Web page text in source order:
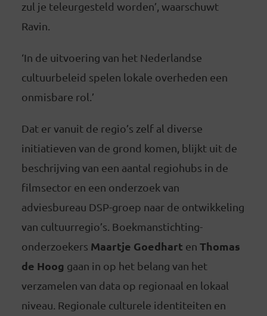
zul je teleurgesteld worden’, waarschuwt
Ravin.
‘In de uitvoering van het Nederlandse
cultuurbeleid spelen lokale overheden een
onmisbare rol.’
Dat er vanuit de regio’s zelf al diverse
initiatieven van de grond komen, blijkt uit de
beschrijving van een aantal regiohubs in de
filmsector en een onderzoek van
adviesbureau DSP-groep naar de ontwikkeling
van cultuurregio’s. Boekmanstichting-
onderzoekers Maartje Goedhart en Thomas
de Hoog gaan in op het belang van het
verzamelen van data op regionaal en lokaal
niveau. Regionale culturele identiteiten en